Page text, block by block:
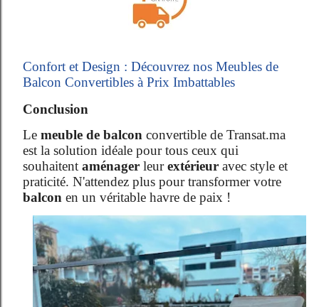
Confort et Design : Découvrez nos Meubles de
Balcon Convertibles à Prix Imbattables
Conclusion
Le meuble de balcon convertible de Transat.ma
est la solution idéale pour tous ceux qui
souhaitent aménager leurextérieur avec style et
praticité. N'attendez plus pour transformer votre
balcon en un véritable havre de paix !